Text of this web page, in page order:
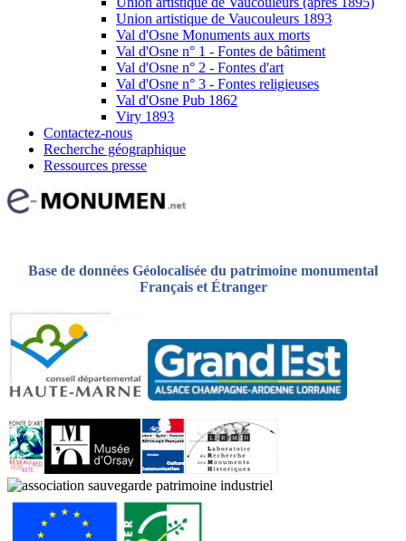
Union artistique de Vaucouleurs 1893
Val d'Osne Monuments aux morts
Val d'Osne n° 1 - Fontes de bâtiment
Val d'Osne n° 2 - Fontes d'art
Val d'Osne n° 3 - Fontes religieuses
Val d'Osne Pub 1862
Viry 1893
Contactez-nous
Recherche géographique
Ressources presse
Base de données Géolocalisée du patrimoine monumental
Français et Étranger